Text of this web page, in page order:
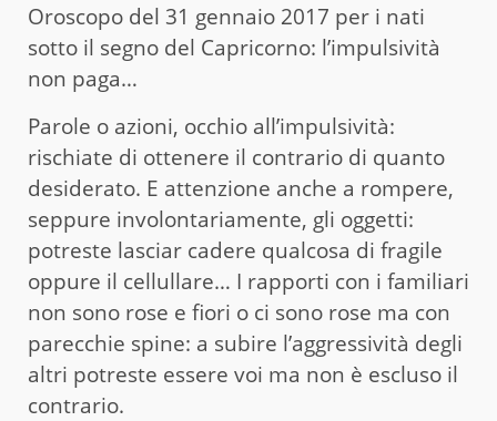
Oroscopo del 31 gennaio 2017 per i nati
sotto il segno del Capricorno: l’impulsività
non paga…
Parole o azioni, occhio all’impulsività:
rischiate di ottenere il contrario di quanto
desiderato. E attenzione anche a rompere,
seppure involontariamente, gli oggetti:
potreste lasciar cadere qualcosa di fragile
oppure il cellullare… I rapporti con i familiari
non sono rose e fiori o ci sono rose ma con
parecchie spine: a subire l’aggressività degli
altri potreste essere voi ma non è escluso il
contrario.